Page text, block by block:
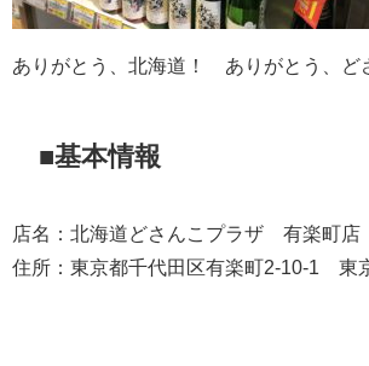
ありがとう、北海道！ ありがとう、ど
■基本情報
店名：北海道どさんこプラザ 有楽町店
住所：東京都千代田区有楽町2-10-1 東